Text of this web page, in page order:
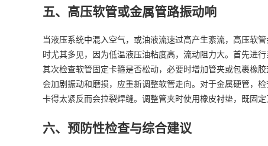
五、高压软管或金属管路振动响
当液压系统中混入空气，或油液流速过高产生紊流，高压软
时尤其多见，因为低温液压油粘度高，流动阻力大。首先进
其次检查软管固定卡箍是否松动，必要时增加管夹或包裹橡
会加剧振动和磨损，应重新调整软管走向。对于金属硬管，
卡得太紧反而会拉裂焊缝。调整管夹时使用橡皮衬垫，既固
六、预防性检查与综合建议